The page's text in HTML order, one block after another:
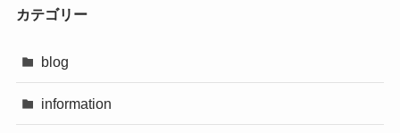
カテゴリー
blog
information